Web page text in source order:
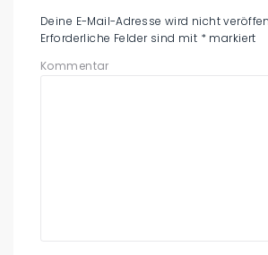
Deine E-Mail-Adresse wird nicht
Erforderliche Felder sind mit * markiert
Kommentar